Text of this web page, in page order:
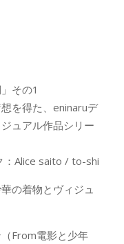
その1
を得た、eninaruデ
ュアル作品シリー
：Alice saito / to-shi
の着物とヴィジュ
From電影と少年